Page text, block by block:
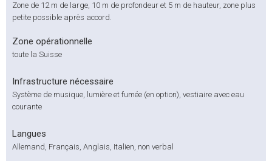
Zone de 12 m de large, 10 m de profondeur et 5 m de hauteur, zone plus
petite possible après accord.
Zone opérationnelle
toute la Suisse
Infrastructure nécessaire
Système de musique, lumière et fumée (en option), vestiaire avec eau
courante
Langues
Allemand, Français, Anglais, Italien, non verbal